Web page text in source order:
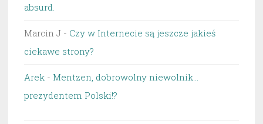
absurd.
Marcin J - Czy w Internecie są jeszcze jakieś
ciekawe strony?
Arek - Mentzen, dobrowolny niewolnik…
prezydentem Polski!?